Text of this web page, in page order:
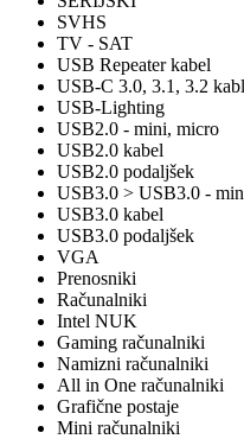
SVHS
TV - SAT
USB Repeater kabel
USB-C 3.0, 3.1, 3.2
USB-Lighting
USB2.0 - mini, micro
USB2.0 kabel
USB2.0 podaljšek
USB3.0 > USB3.0 -
USB3.0 kabel
USB3.0 podaljšek
VGA
Prenosniki
Računalniki
Intel NUK
Gaming računalniki
Namizni računalniki
All in One računalniki
Grafične postaje
Mini računalniki